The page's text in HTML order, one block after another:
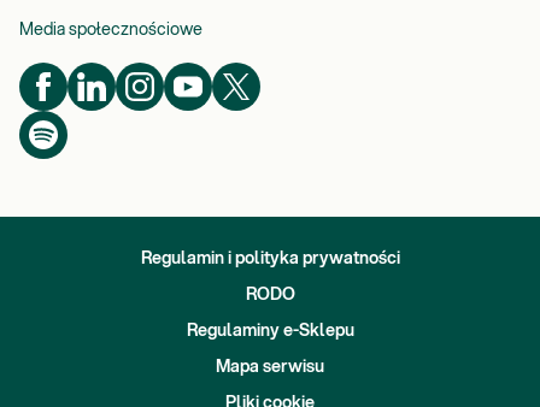
Media społecznościowe
Regulamin i polityka prywatności
RODO
Regulaminy e-Sklepu
Mapa serwisu
Pliki cookie